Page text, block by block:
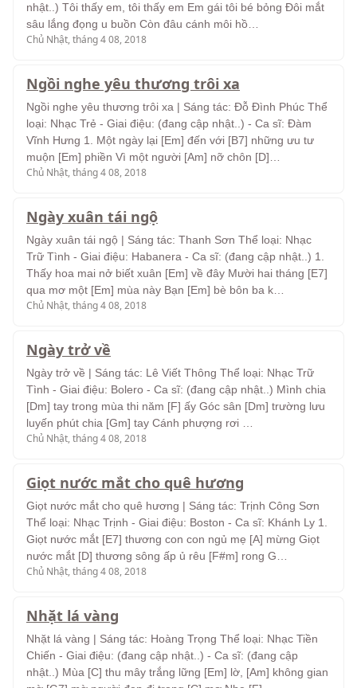
nhật..) Tôi thấy em, tôi thấy em Em gái tôi bé bỏng Đôi mắt
sâu lắng đọng u buồn Còn đâu cánh môi hồ…
Chủ Nhật, tháng 4 08, 2018
Ngồi nghe yêu thương trôi xa
Ngồi nghe yêu thương trôi xa | Sáng tác: Đỗ Đình Phúc Thể
loại: Nhạc Trẻ - Giai điệu: (đang cập nhật..) - Ca sĩ: Đàm
Vĩnh Hưng 1. Một ngày lại [Em] đến với [B7] những ưu tư
muộn [Em] phiền Vì một người [Am] nỡ chôn [D]…
Chủ Nhật, tháng 4 08, 2018
Ngày xuân tái ngộ
Ngày xuân tái ngộ | Sáng tác: Thanh Sơn Thể loại: Nhạc
Trữ Tình - Giai điệu: Habanera - Ca sĩ: (đang cập nhật..) 1.
Thấy hoa mai nở biết xuân [Em] về đây Mười hai tháng [E7]
qua mơ một [Em] mùa này Bạn [Em] bè bôn ba k…
Chủ Nhật, tháng 4 08, 2018
Ngày trở về
Ngày trở về | Sáng tác: Lê Viết Thông Thể loại: Nhạc Trữ
Tình - Giai điệu: Bolero - Ca sĩ: (đang cập nhật..) Mình chia
[Dm] tay trong mùa thi năm [F] ấy Góc sân [Dm] trường lưu
luyến phút chia [Gm] tay Cánh phượng rơi …
Chủ Nhật, tháng 4 08, 2018
Giọt nước mắt cho quê hương
Giọt nước mắt cho quê hương | Sáng tác: Trịnh Công Sơn
Thể loại: Nhạc Trịnh - Giai điệu: Boston - Ca sĩ: Khánh Ly 1.
Giọt nước mắt [E7] thương con con ngủ mẹ [A] mừng Giọt
nước mắt [D] thương sông ấp ủ rêu [F#m] rong G…
Chủ Nhật, tháng 4 08, 2018
Nhặt lá vàng
Nhặt lá vàng | Sáng tác: Hoàng Trọng Thể loại: Nhạc Tiền
Chiến - Giai điệu: (đang cập nhật..) - Ca sĩ: (đang cập
nhật..) Mùa [C] thu mây trắng lững [Em] lờ, [Am] không gian